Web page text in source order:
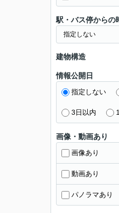
駅・バス停からの
建物構造
情報公開日
指定しない
3日以内
画像・動画あり
画像あり
動画あり
パノラマあり